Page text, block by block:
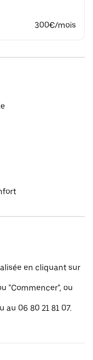
300€/mois
en cliquant sur
"Commencer", ou
au 06 80 21 81 07.